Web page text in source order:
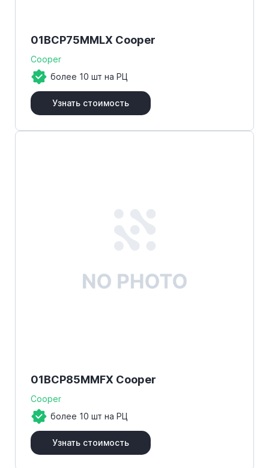
01BCP75MMLX Cooper
Cooper
более 10 шт на РЦ
Узнать стоимость
01BCP85MMFX Cooper
Cooper
более 10 шт на РЦ
Узнать стоимость